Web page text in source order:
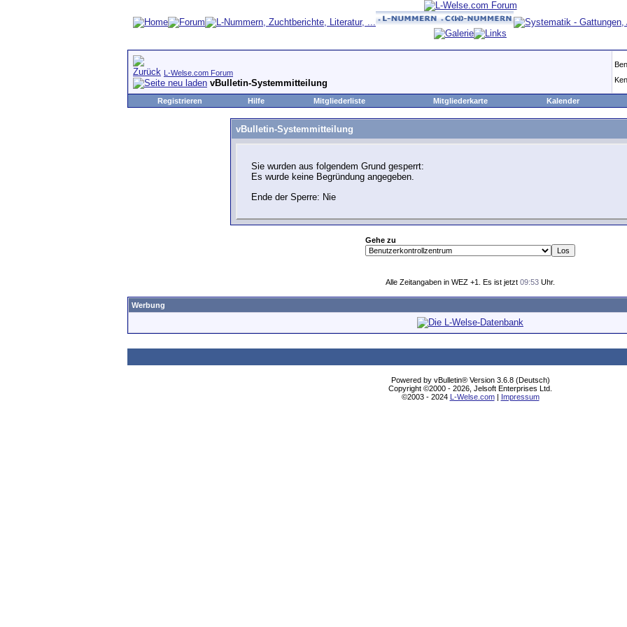
L-Welse.com Forum
vBulletin-Systemmitteilung
Registrieren Hilfe Mitgliederliste Mitgliederkarte Kalender
vBulletin-Systemmitteilung
Sie wurden aus folgendem Grund gesperrt:
Es wurde keine Begründung angegeben.
Ende der Sperre: Nie
Gehe zu
Alle Zeitangaben in WEZ +1. Es ist jetzt 09:53 Uhr.
Werbung
Powered by vBulletin® Version 3.6.8 (Deutsch)
Copyright ©2000 - 2026, Jelsoft Enterprises Ltd.
©2003 - 2024 L-Welse.com| Impressum